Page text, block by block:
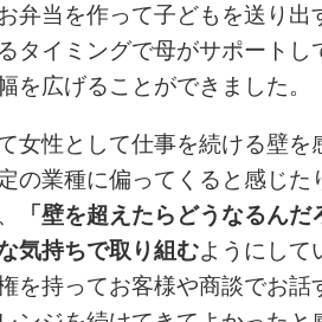
弁当を作って子どもを送り出
タイミングで母がサポートし
を広げることができました。
女性として仕事を続ける壁を
の業種に偏ってくると感じた
「壁を超えたらどうなるん
気持ちで取り組むようにして
を持ってお客様や商談でお話